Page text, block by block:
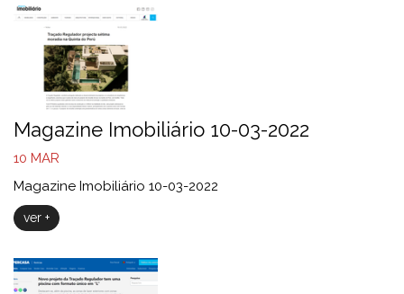
Magazine Imobiliário 10-03-2022
10 MAR
Magazine Imobiliário 10-03-2022
ver +